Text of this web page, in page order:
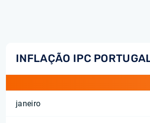
INFLAÇÃO IPC
janeiro